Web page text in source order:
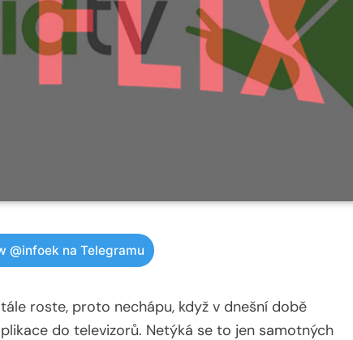
@infoek na Telegramu
roste, proto nechápu, když v dnešní době
do televizorů. Netýká se to jen samotných